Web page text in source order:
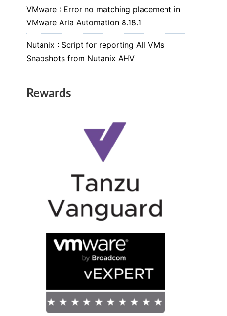
VMware : Error no matching placement in
VMware Aria Automation 8.18.1
Nutanix : Script for reporting All VMs
Snapshots from Nutanix AHV
Rewards